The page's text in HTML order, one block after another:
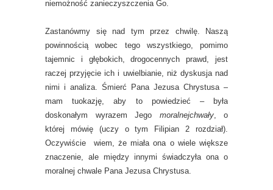
niemożność zanieczyszczenia Go.
Zastanówmy się nad tym przez chwilę. Naszą
powinnością wobec tego wszystkiego, pomimo
tajemnic i głębokich, drogocennych prawd, jest
raczej przyjęcie ich i uwielbianie, niż dyskusja nad
nimi i analiza. Śmierć Pana Jezusa Chrystusa –
mam tuokazję, aby to powiedzieć – była
doskonałym wyrazem Jego moralnejchwały, o
której mówię (uczy o tym Filipian 2 rozdział).
Oczywiście wiem, że miała ona o wiele większe
znaczenie, ale między innymi świadczyła ona o
moralnej chwale Pana Jezusa Chrystusa.